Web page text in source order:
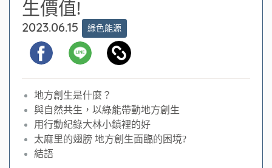
生價值!
2023.06.15 綠色能源
地方創生是什麼？
與自然共生，以綠能帶動地方創生
用行動紀錄大林小鎮裡的好
太麻里的翅膀 地方創生面臨的困境?
結語